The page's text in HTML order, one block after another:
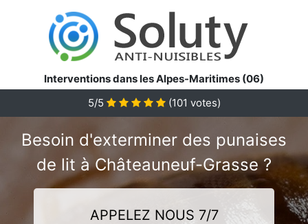
Interventions dans les Alpes-Maritimes (06)
5/5 (101 votes)
Besoin d'exterminer des punaises
de lit à Châteauneuf-Grasse ?
APPELEZ NOUS 7/7